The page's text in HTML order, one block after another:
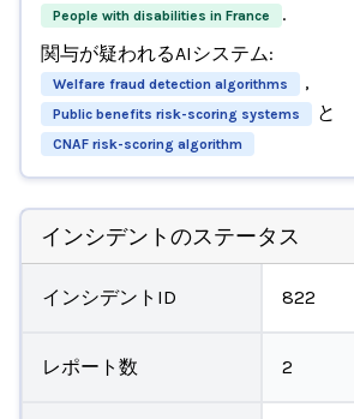
People with disabilities in France
.
関与が疑われるAIシステム:
Welfare fraud detection algorithms ,
Public benefits risk-scoring systems と
CNAF risk-scoring algorithm
インシデントのステータス
インシデントID 822
レポート数 2